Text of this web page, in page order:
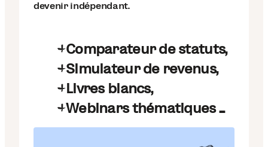
devenir indépendant.
Comparateur de statuts,
Simulateur de revenus,
Livres blancs,
Webinars thématiques ...